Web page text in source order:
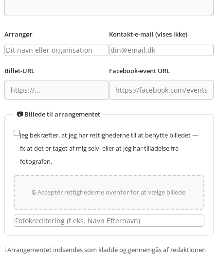
Arrangør Kontakt-e-mail (vises ikke)
Billet-URL Facebook-event URL
📷 Billede til arrangementet
Jeg bekræfter, at jeg har rettighederne til at benytte billedet —
fx at det er taget af mig selv, eller at jeg har tilladelse fra
fotografen.
🔒 Acceptér rettighederne ovenfor for at vælge billede
ℹ️ Arrangementet indsendes som kladde og gennemgås af redaktionen